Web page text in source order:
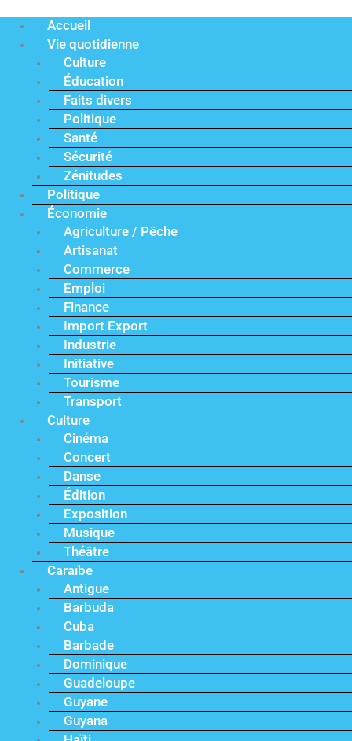
Accueil
Vie quotidienne
Culture
Éducation
Faits divers
Politique
Santé
Sécurité
Zénitudes
Politique
Économie
Agriculture / Pêche
Artisanat
Commerce
Emploi
Finance
Import Export
Industrie
Initiative
Tourisme
Transport
Culture
Cinéma
Concert
Danse
Édition
Exposition
Musique
Théâtre
Caraïbe
Antigue
Barbuda
Cuba
Barbade
Dominique
Guadeloupe
Guyane
Guyana